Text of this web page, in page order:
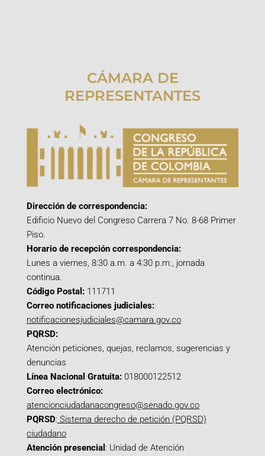
CÁMARA DE
REPRESENTANTES
Dirección de correspondencia:
Edificio Nuevo del Congreso Carrera 7 No. 8-68 Primer
Piso.
Horario de recepción correspondencia:
Lunes a viernes, 8:30 a.m. a 4:30 p.m., jornada
continua.
Código Postal: 111711
Correo notificaciones judiciales:
notificacionesjudiciales@camara.gov.co
PQRSD:
Atención peticiones, quejas, reclamos, sugerencias y
denuncias
Línea Nacional Gratuita: 018000122512
Correo electrónico:
atencionciudadanacongreso@senado.gov.co
PQRSD: Sistema derecho de petición (PQRSD)
ciudadano
Atención presencial : Unidad de Atención